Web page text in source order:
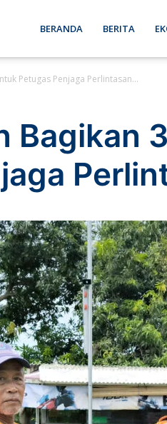
BERANDA BERITA
Petugas Penjaga Perlintasan...
Bagikan